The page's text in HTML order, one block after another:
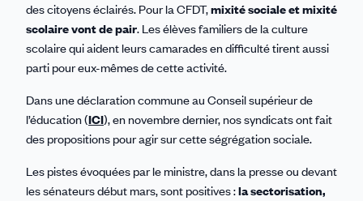
des citoyens éclairés. Pour la CFDT,mixité sociale et mixité
scolaire vont de pair. Les élèves familiers de la culture
scolaire qui aident leurs camarades en difficulté tirent aussi
parti pour eux-mêmes de cette activité.
Dans une déclaration commune au Conseil supérieur de
l’éducation (ICI), en novembre dernier, nos syndicats ont fait
des propositions pour agir sur cette ségrégation sociale.
Les pistes évoquées par le ministre, dans la presse ou devant
les sénateurs début mars, sont positives :la sectorisation,